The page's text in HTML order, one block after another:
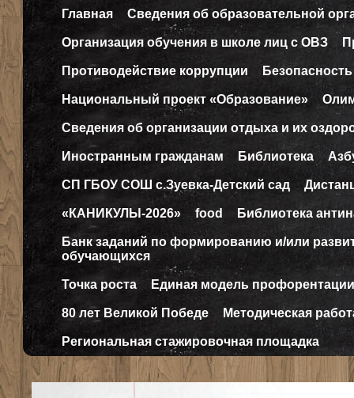
Главная Сведения об образовательной
Организация обучения в школе лиц с ОВЗ
Противодействие коррупции Безопасность
Национальный проект «Образование»
Сведения об организации отдыха и их
Иностранным гражданам Библиотека
СП ГБОУ СОШ с.Зуевка-Детский сад
«КАНИКУЛЫ-2026» food Библиотека
Банк заданий по формированию и/или
обучающихся
Точка роста Единая модель профорентации
80 лет Великой Победе Методическая
Региональная стажировочная площадка